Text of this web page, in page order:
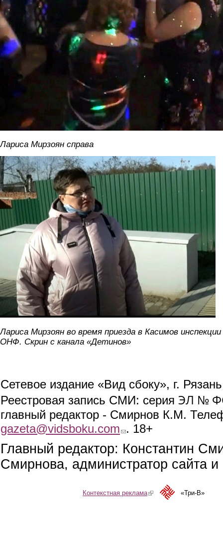
Лариса Мирзоян справа
n54udg-yblm.jpg
Лариса Мирзоян во время приезда в Касимов инспекции
ОНФ. Скрин с канала «Детинов»
Сетевое издание «Вид сбоку», г.
Реестровая запись СМИ: серия ЭЛ №
главный редактор - Смирнов К.М.
gazeta@vidsboku.com (link sends e-mail)
. 18+
Главный редактор: Константин
Смирнова, администратор сайта
Контекстная реклама(link is external)«Три-В»